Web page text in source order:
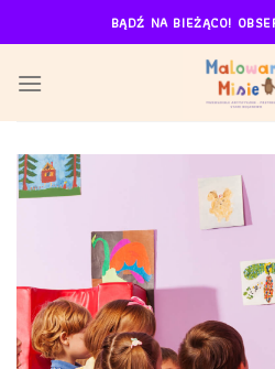
to
content
BĄDŹ NA BIEŻĄCO!